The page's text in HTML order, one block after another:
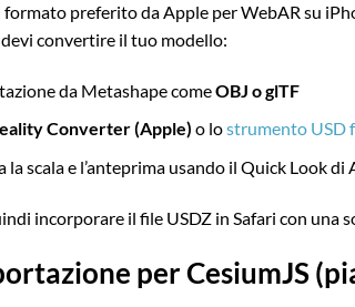
formato preferito da Apple per WebAR su
devi convertire il tuo modello:
da Metashape comeOBJ o glTF
Converter (Apple) o lostrumento USD
la scala e l’anteprima usando il Quick Look di
incorporare il file USDZ in Safari con una
per CesiumJS